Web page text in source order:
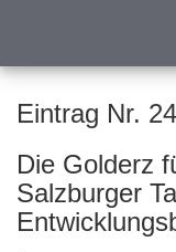
Eintrag Nr.
Die Golderz
Salzburger